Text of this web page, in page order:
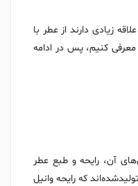
زیادی دارند از عطر با
معرفی کنیم، پس در ادامه
آن، رایحه و طبع عطر
که رایحه وانیل